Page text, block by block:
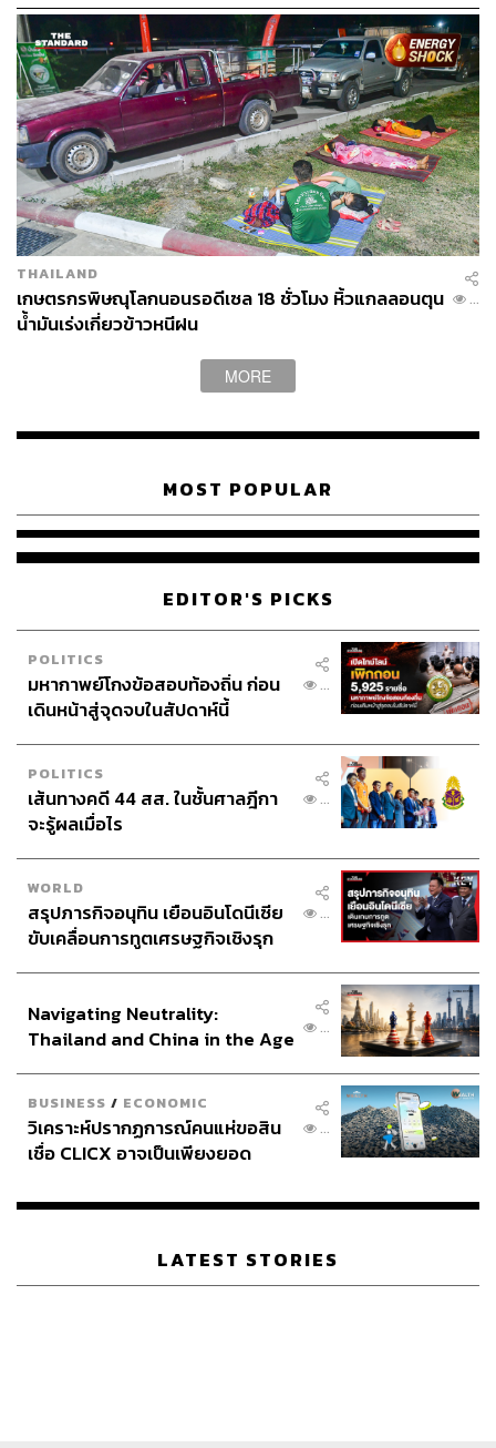
THAILAND
เกษตรกรพิษณุโลกนอนรอดีเซล 18 ชั่วโมง หิ้วแกลลอนตุน
น้ำมันเร่งเกี่ยวข้าวหนีฝน
...
MORE
MOST POPULAR
EDITOR'S PICKS
POLITICS
มหากาพย์โกงข้อสอบท้องถิ่น ก่อน
เดินหน้าสู่จุดจบในสัปดาห์นี้
...
POLITICS
เส้นทางคดี 44 สส. ในชั้นศาลฎีกา
จะรู้ผลเมื่อไร
...
WORLD
สรุปภารกิจอนุทิน เยือนอินโดนีเซีย
ขับเคลื่อนการทูตเศรษฐกิจเชิงรุก
...
Navigating Neutrality:
Thailand and China in the Age
...
BUSINESS / ECONOMIC
วิเคราะห์ปรากฏการณ์คนแห่ขอสิน
เชื่อ CLICX อาจเป็นเพียงยอด
เรือนไทยที่ถูกซุกไว้
...
LATEST STORIES